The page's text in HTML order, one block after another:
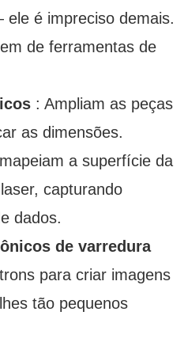
é impreciso demais.
de ferramentas de
: Ampliam as peças
as dimensões.
a superfície da
capturando
dados.
de varredura
para criar imagens
tão pequenos